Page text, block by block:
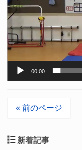
レ
ー
ヤ
ー
00:00
« 前のページ
新着記事